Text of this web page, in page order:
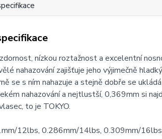
nízkou roztažnost a excelentní
nahazování zajišťuje jeho výjimečně
se s ním nahazuje a stejně dobře se
nahazování a nejtlustší, 0,369mm si
to je TOKYO.
12lbs, 0.286mm/14lbs, 0.309mm/